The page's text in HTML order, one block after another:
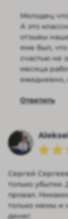
Молодец
А это
отзывы
яме был,
счастью не
месяца
ежедневно,
Ответить
Сергей
только убытки.
провал.
только мемы и
денег.